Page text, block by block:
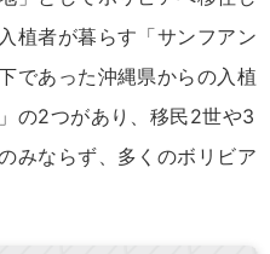
植者が暮らす「サンフアン
であった沖縄県からの入植
の2つがあり、移民2世や3
みならず、多くのボリビア